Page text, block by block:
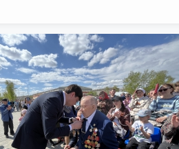
Интернет приемная